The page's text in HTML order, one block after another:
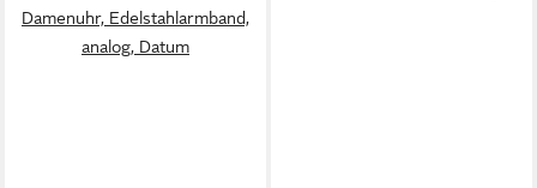
Damenuhr, Edelstahlarmband,
analog, Datum